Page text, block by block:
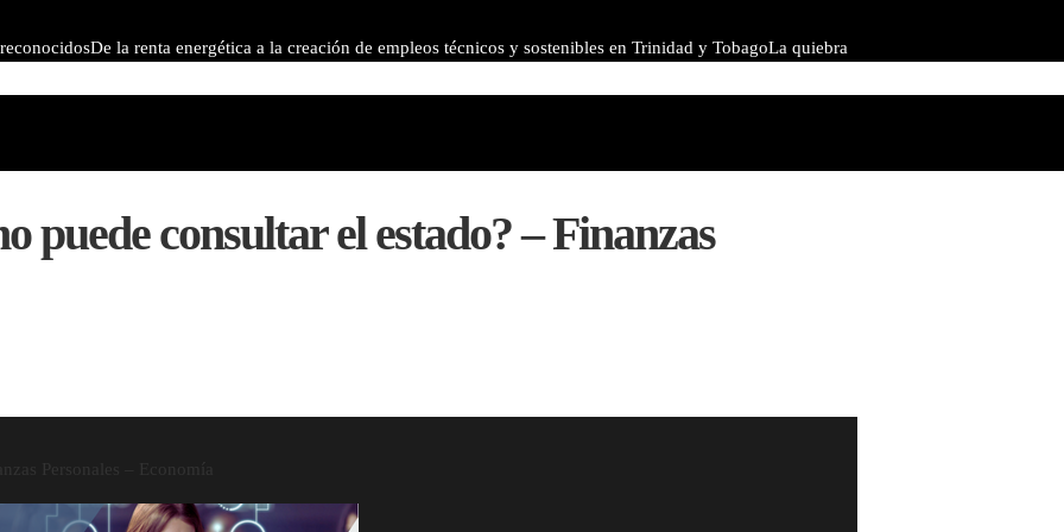
De la renta energética a la creación de empleos técnicos y sostenibles en Trinidad y TobagoLa quiebra
puede consultar el estado? – Finanzas
Personales – Economía